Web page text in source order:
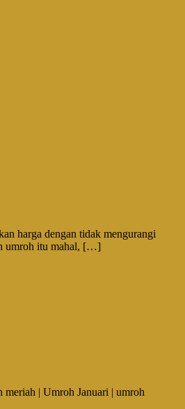
harga dengan tidak mengurangi
umroh itu mahal, […]
| Umroh Januari | umroh